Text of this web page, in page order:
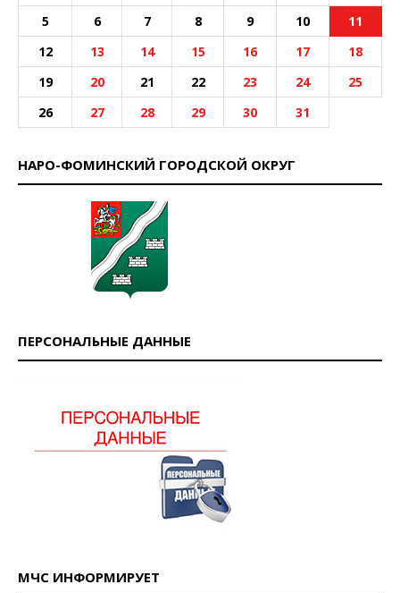
5
6 7 8 9 10
11
12
13 14 15 16 17
18
19
20 21 22 23 24
25
26
27 28 29 30 31
НАРО-ФОМИНСКИЙ ГОРОДСКОЙ ОКРУГ
ПЕРСОНАЛЬНЫЕ ДАННЫЕ
МЧС ИНФОРМИРУЕТ